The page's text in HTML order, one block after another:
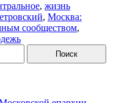
, жизнь
, Москва:
сообществом,